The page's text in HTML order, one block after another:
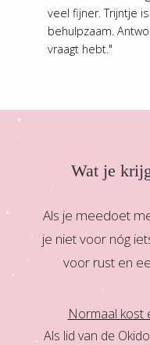
veel fijner. Trijntje
behulpzaam.
vraagt hebt."
Wat je
Als je meedoet
je niet voor nóg
voor rust en
Normaal kost
Als lid van de